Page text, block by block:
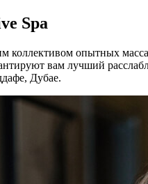
Spa
коллективом опытных
вам лучший
Дубае.